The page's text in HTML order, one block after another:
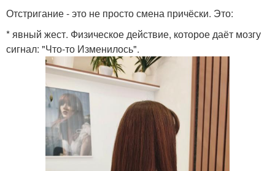
Отстригание - это не просто смена причёски. Это:
* явный жест. Физическое действие, которое даёт мозгу
сигнал: "Что-то Изменилось".